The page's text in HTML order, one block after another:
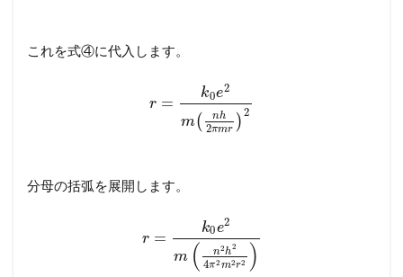
これを式④に代入します。
r =
k0e2
m( nh
2πmr )
2
分母の括弧を展開します。
r =
k0e2
m ( n2h2
4π2 m2r2 )